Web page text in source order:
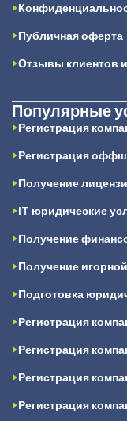
Публичная оферта
Отзывы клиентов
Популярные
Регистрация
Регистрация
Получение
IT юридические
Получение
Получение
Подготовка
Регистрация
Регистрация
Регистрация
Регистрация